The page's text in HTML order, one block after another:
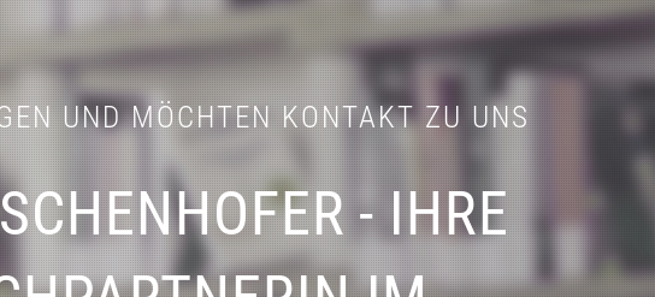
UND MÖCHTEN KONTAKT ZU UNS
- IHRE